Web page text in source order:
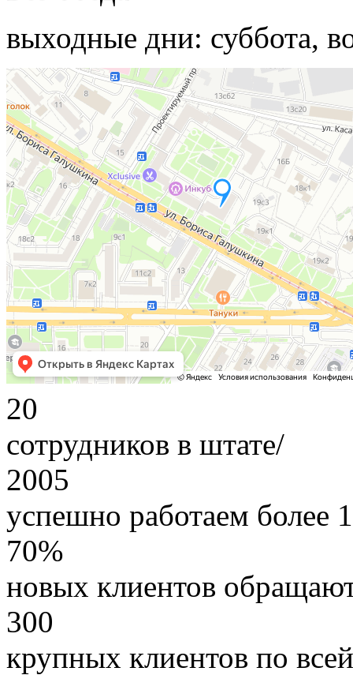
выходные дни: суббота,
20
сотрудников в штате/
2005
успешно работаем более
70%
новых клиентов
300
крупных клиентов по